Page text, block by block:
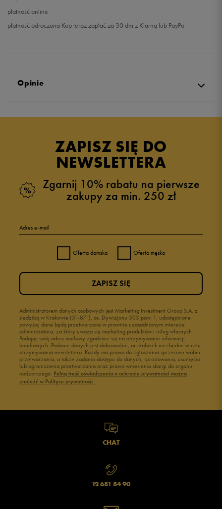
płatność online
płatność odroczona Kup teraz zapłać za 30 dni z Klarną lub PayPo
Opinie
ZAPISZ SIĘ DO
NEWSLETTERA
Zgarnij 10% rabatu na pierwsze
zakupy za min. 250 zł
Adres e-mail
Oferta damska Oferta męska
Administratorem danych osobowych jest Marketing Investment Group S.A. z
siedzibą w Krakowie (31-871), os. Dywizjonu 303 paw. 1, udostępnione
powyżej dane będą przetwarzane w prawnie uzasadnionym interesie
administratora, za który uważa się marketing produktów i usług własnych.
Podając swój adres mailowy zgadzasz się na otrzymywanie informacji
handlowych. Podanie danych jest dobrowolne, aczkolwiek niezbędne w celu
otrzymywania newslettera. Każdy ma prawo do zgłoszenia sprzeciwu wobec
przetwarzania, a także żądania dostępu do danych, sprostowania, usunięcia
lub ograniczenia przetwarzania oraz prawo wniesienia skargi do organu
nadzorczego. Pełną treść oświadczenia o ochronie prywatności można
znaleźć w Polityce prywatności.
ZAPISZ SIĘ
CHAT
12 681 84 90